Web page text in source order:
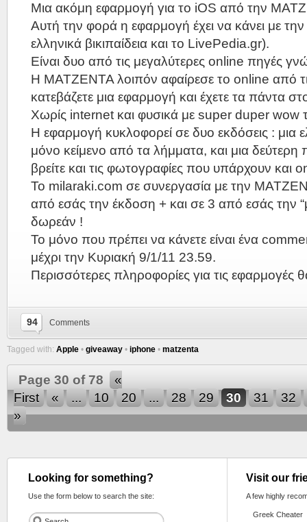
Μια ακόμη εφαρμογή για το iOS από την
Αυτή την φορά η εφαρμογή έχει να κάνει με
ελληνικά βικιπαίδεια και το LivePedia.gr).
Είναι δυο από τις μεγαλύτερες online πηγές
Η ΜΑΤΖΕΝΤΑ λοιπόν αφαίρεσε το online από
κατεβάζετε μια εφαρμογή και έχετε τα πάντα
Χωρίς internet και φυσικά με super duper wow
Η εφαρμογή κυκλοφορεί σε δυο εκδόσεις : μια
μόνο κείμενο από τα λήμματα, και μια
βρείτε και τις φωτογραφίες που υπάρχουν και
Το milaraki.com σε συνεργασία με την
από εσάς την έκδοση + και σε 3 από εσάς την
δωρεάν !
Το μόνο που πρέπει να κάνετε είναι ένα
μέχρι την Κυριακή 9/1/11 23.59.
Περισσότερες πληροφορίες για τις εφαρμογές
94 Comments
Tagged with: Apple • giveaway • iphone • matzenta
Page 30 of 78
«
First
« ... 10 20 ... 28 29 30 31
32
»
Looking for something?
Use the form below to search the site:
Visit our
A few highly
Greek Cheater